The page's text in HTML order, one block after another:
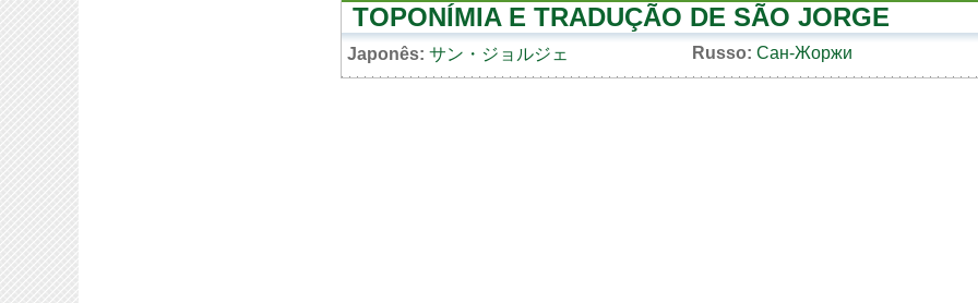
TOPONÍMIA E TRADUÇÃO DE SÃO JORGE
Japonês: サン・ジョルジェ Russo: Сан-Жоржи